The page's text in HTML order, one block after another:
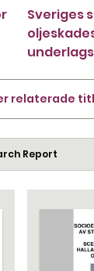
Sveriges
relaterade
Report